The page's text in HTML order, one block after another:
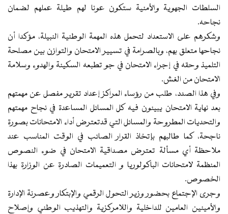
السلطات الجهوية والأمنية ستكون عونا لهم طيلة عملهم لضمان
نجاحه.
وشكرهم على الاستعداد لتحمل هذه المهمة الوطنية النبيلة، مؤكدا أن
نجاحها متعلق بهم، وبالصرامة في تسيير الامتحان والتوازن بين مصلحة
التلميذ وحقه في إجراء الامتحان في جو تطبعه السكينة والهدوء وسلامة
الامتحان من الغش.
وفي هذا الصدد، طلب من رؤساء المراكز إعداد تقرير مفصل عن مهمتهم
بعد نهاية الامتحان يبينون فيه كل المسائل المساعدة في نجاح مهمتهم
والتحديات المطروحة والمسائل التي قدتعترض أداء الامتحانات بصورة
ناجحة، كما طالبهم بإتخاذ القرار الصائب في الوقت المناسب عند
ملاحظة أي مسألة تعترض مصداقية الامتحان في ضوء النصوص
المنظمة لامتحانات الباكولوريا و التعميمات الصادرة عن الوزارة بهذا
الخصوص.
وجرى الإجتماع بحضور وزير التحول الرقمي والإبتكار وعصرنة الإدارة
والأمينين العامين للداخلية واللامركزية والتهذيب الوطني وإصلاح